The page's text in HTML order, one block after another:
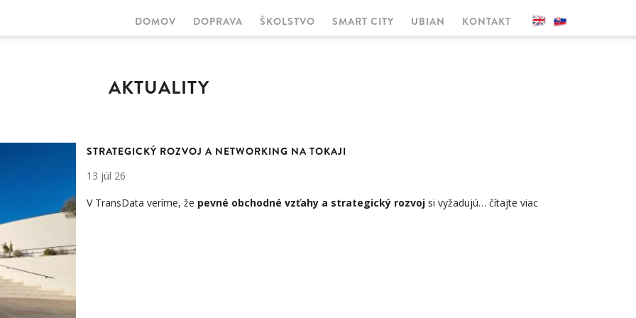
MAIN
NAVIGATION
DOMOV DOPRAVA ŠKOLSTVO SMART CITY UBIAN KONTAKT
AKTUALITY
STRATEGICKÝ ROZVOJ A NETWORKING NA TOKAJI
13 júl 26
V TransData veríme, že pevné obchodné vzťahy a strategický rozvoj si vyžadujú… čítajte viac